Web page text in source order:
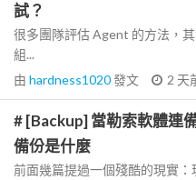
試？
很多團隊評估 Agent 的方法，
組...
由 hardness1020發文 2 天
# [Backup] 當勒索軟體連
備份是什麼
前面幾篇提過一個殘酷的現實